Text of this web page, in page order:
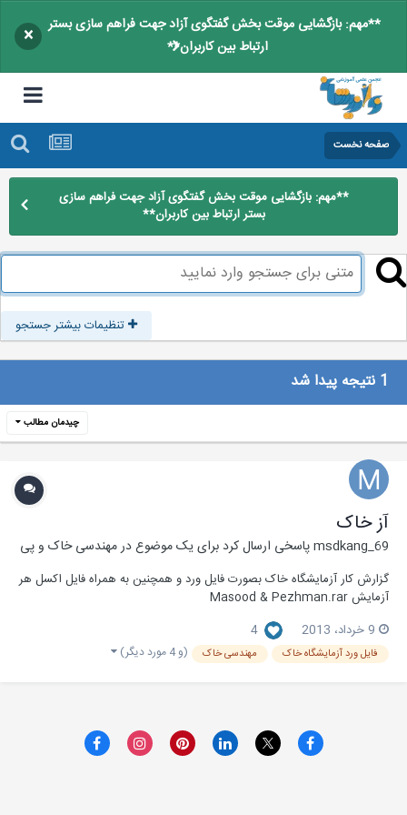
**مهم: بازگشایی موقت بخش گفتگوی آزاد جهت فراهم سازی بستر
ارتباط بین کاربران**
×
صفحه نخست
**مهم: بازگشایی موقت بخش گفتگوی آزاد جهت فراهم سازی
بستر ارتباط بین کاربران**
تنظیمات بیشتر جستجو
چیدمان مطالب
آز خاک
msdkang_69پاسخی ارسال کرد برای یک موضوع درمهندسی خاک و پی
گزارش کار آزمایشگاه خاک بصورت فایل ورد و همچنین به همراه فایل اکسل هر
آزمایش Masood & Pezhman.rar
9 خرداد، 2013
4
فایل ورد آزمایشگاه خاک مهندسی خاک (و 4 مورد دیگر)